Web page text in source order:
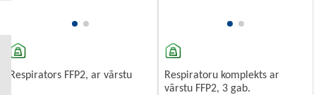
Respirators FFP2, ar vārstu
Respiratoru komplekts ar
vārstu FFP2, 3 gab.